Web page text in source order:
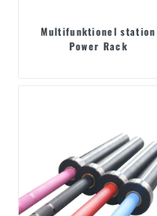
Multifunktionel station
Power Rack